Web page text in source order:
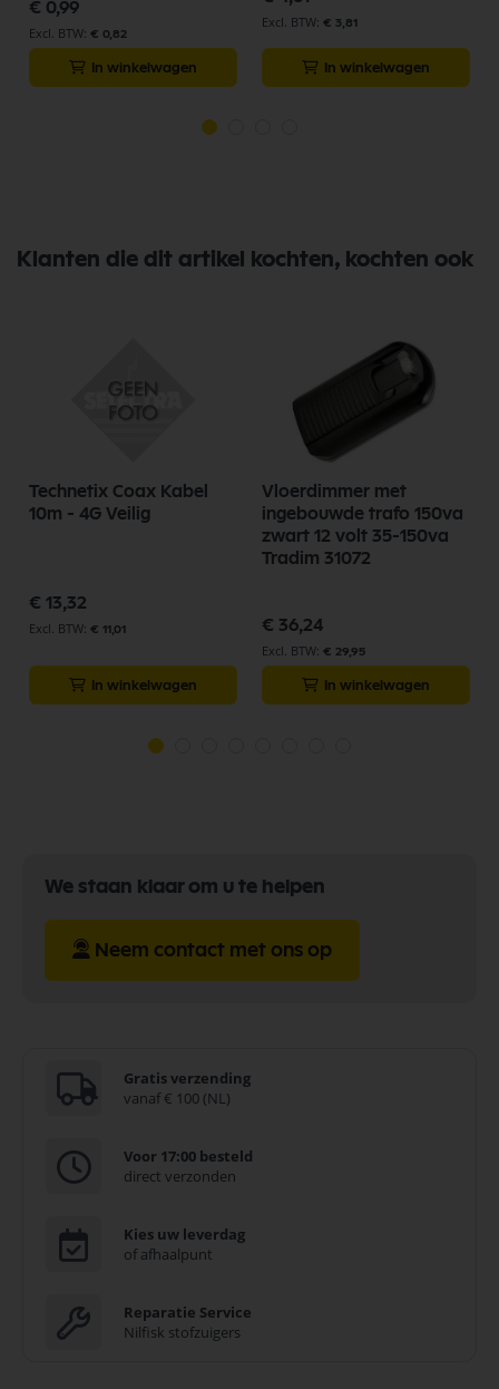
€ 0,99
€ 0,82
In winkelwagen
€ 3,81
In winkelwagen
Klanten die dit artikel kochten, kochten ook
Technetix Coax Kabel
10m - 4G Veilig
€ 13,32
€ 11,01
In winkelwagen
Vloerdimmer met
ingebouwde trafo 150va
zwart 12 volt 35-150va
Tradim 31072
€ 36,24
€ 29,95
In winkelwagen
We staan klaar om u te helpen
Neem contact met ons op
Gratis verzending
vanaf € 100 (NL)
Voor 17:00 besteld
direct verzonden
Kies uw leverdag
of afhaalpunt
Reparatie Service
Nilfisk stofzuigers